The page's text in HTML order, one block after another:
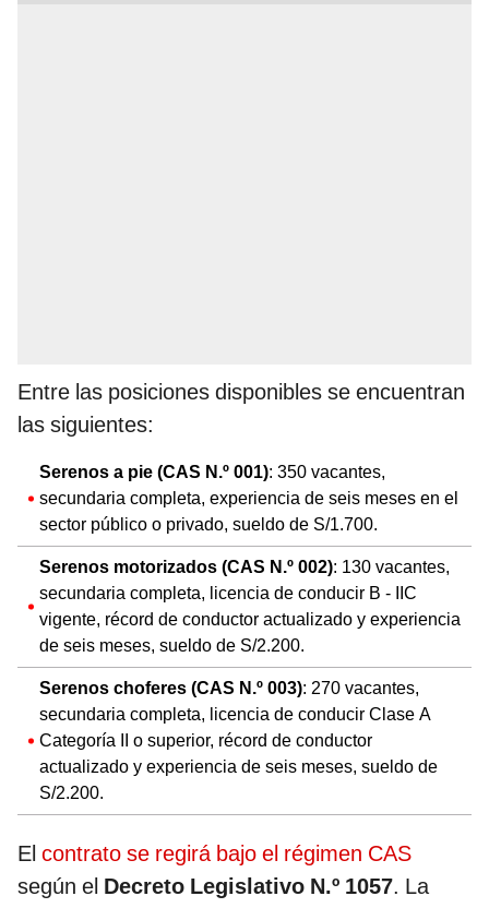
Entre las posiciones disponibles se encuentran
las siguientes:
Serenos a pie (CAS N.º 001): 350 vacantes,
secundaria completa, experiencia de seis meses en el
sector público o privado, sueldo de S/1.700.
Serenos motorizados (CAS N.º 002): 130 vacantes,
secundaria completa, licencia de conducir B - IIC
vigente, récord de conductor actualizado y experiencia
de seis meses, sueldo de S/2.200.
Serenos choferes (CAS N.º 003): 270 vacantes,
secundaria completa, licencia de conducir Clase A
Categoría II o superior, récord de conductor
actualizado y experiencia de seis meses, sueldo de
S/2.200.
El contrato se regirá bajo el régimen CAS
según el Decreto Legislativo N.º 1057. La